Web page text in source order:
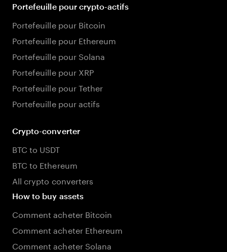
Portefeuille pour crypto-actifs
Portefeuille pour Bitcoin
Portefeuille pour Ethereum
Portefeuille pour Solana
Portefeuille pour XRP
Portefeuille pour Tether
Portefeuille pour actifs
Crypto-converter
BTC to USDT
BTC to Ethereum
All crypto converters
How to buy assets
Comment acheter Bitcoin
Comment acheter Ethereum
Comment acheter Solana